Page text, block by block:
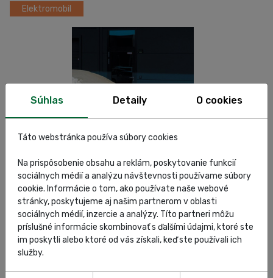
Elektromobil
6x8m-zložená na tašku
Zobraziť
Súhlas Detaily O cookies
Táto webstránka používa súbory cookies
Na prispôsobenie obsahu a reklám, poskytovanie funkcií
sociálnych médií a analýzu návštevnosti používame súbory
cookie. Informácie o tom, ako používate naše webové
stránky, poskytujeme aj našim partnerom v oblasti
sociálnych médií, inzercie a analýzy. Títo partneri môžu
príslušné informácie skombinovať s ďalšími údajmi, ktoré ste
im poskytli alebo ktoré od vás získali, keď ste používali ich
služby.